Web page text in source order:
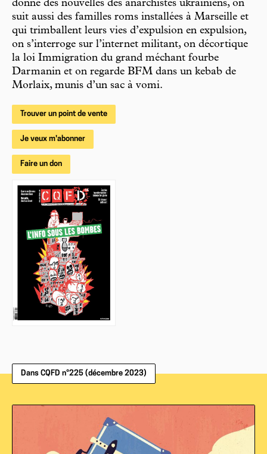
donne des nouvelles des anarchistes ukrainiens, on
suit aussi des familles roms installées à Marseille et
qui trimballent leurs vies d’expulsion en expulsion,
on s’interroge sur l’internet militant, on décortique
la loi Immigration du grand méchant fourbe
Darmanin et on regarde BFM dans un kebab de
Morlaix, munis d’un sac à vomi.
Trouver un point de vente
Je veux m'abonner
Faire un don
Dans CQFD n°225 (décembre 2023)